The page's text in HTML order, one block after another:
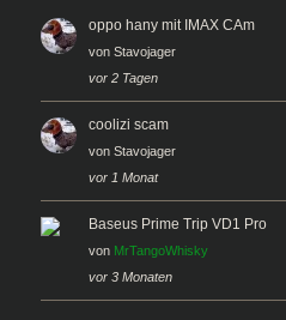
oppo hany mit IMAX CAm
von Stavojager
vor 2 Tagen
coolizi scam
von Stavojager
vor 1 Monat
Baseus Prime Trip VD1 Pro
von MrTangoWhisky
vor 3 Monaten